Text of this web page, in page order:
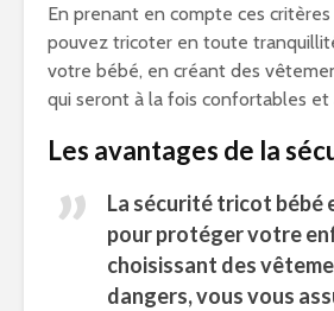
En prenant en compte ces
pouvez tricoter en toute
votre bébé, en créant des
qui seront à la fois confortables et
Les avantages de la
La sécurité tricot bébé
pour protéger votre
choisissant des
dangers, vous vous